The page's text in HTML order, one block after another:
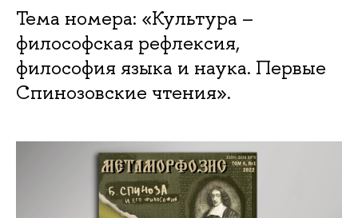
Тема номера: «Культура –
философская рефлексия,
философия языка и наука. Первые
Спинозовские чтения».